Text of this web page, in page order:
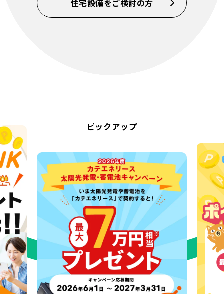
ピックアップ